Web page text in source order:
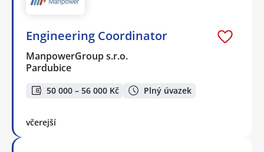
Engineering Coordinator
ManpowerGroup s.r.o.
Pardubice
50 000 – 56 000 Kč Plný úvazek
včerejší